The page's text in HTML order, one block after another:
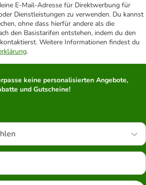
E-Mail-Adresse für Direktwerbung für
Dienstleistungen zu verwenden. Du kannst
ohne dass hierfür andere als die
den Basistarifen entstehen, indem du den
Weitere Informationen findest du
.
keine personalisierten Angebote,
und Gutscheine!